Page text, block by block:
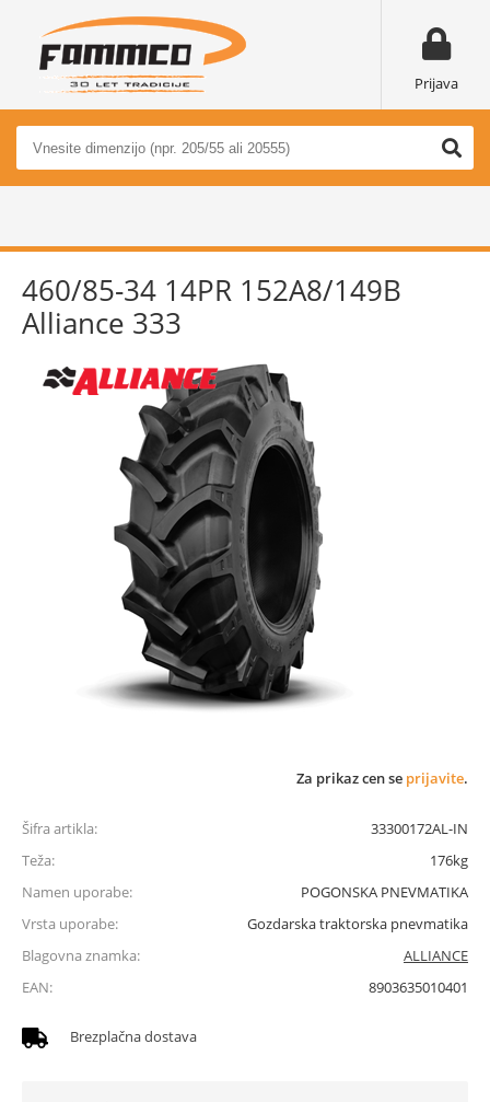
Prijava
460/85-34 14PR 152A8/149B
Alliance 333
Za prikaz cen se prijavite.
Šifra artikla:
33300172AL-IN
Teža:
176kg
Namen uporabe:
POGONSKA PNEVMATIKA
Vrsta uporabe:
Gozdarska traktorska pnevmatika
Blagovna znamka:
ALLIANCE
EAN:
8903635010401
Brezplačna dostava